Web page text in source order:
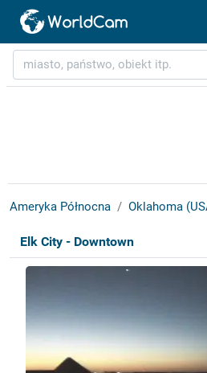
Ameryka Północna Oklahoma
Elk City - Downtown